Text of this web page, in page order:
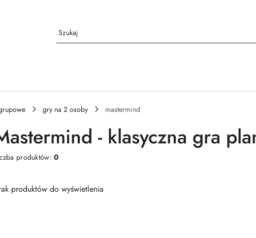
gry na 2 osoby mastermind
- klasyczna gra
produktów:0
produktów do wyświetlenia